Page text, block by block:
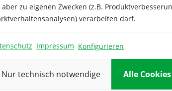
aber zu eigenen Zwecken (z.B.
verarbeiten darf.
Impressum Konfigurieren
Nur technisch notwendige Alle